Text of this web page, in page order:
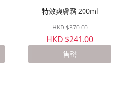
特效爽膚霜 200ml
HKD $370.00
HKD $241.00
售罄